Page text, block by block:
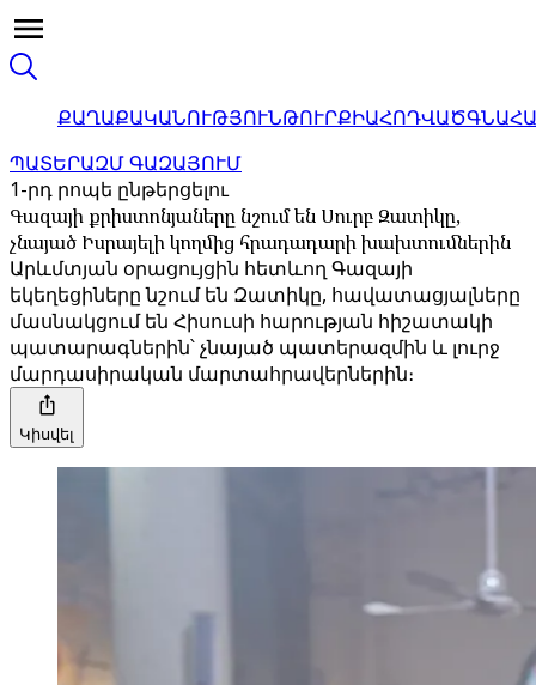
ՔԱՂԱՔԱԿԱՆՈՒԹՅՈՒՆԹՈՒՐՔԻԱՀՈԴՎԱԾ
ՊԱՏԵՐԱԶՄ ԳԱԶԱՅՈՒՄ
1-րդ րոպե ընթերցելու
Գազայի քրիստոնյաները նշում են Սուրբ Զատիկը,
չնայած Իսրայելի կողմից հրադադարի խախտումներին
Արևմտյան օրացույցին հետևող Գազայի
եկեղեցիները նշում են Զատիկը, հավատացյալները
մասնակցում են Հիսուսի հարության հիշատակի
պատարագներին՝ չնայած պատերազմին և լուրջ
մարդասիրական մարտահրավերներին։
Կիսվել